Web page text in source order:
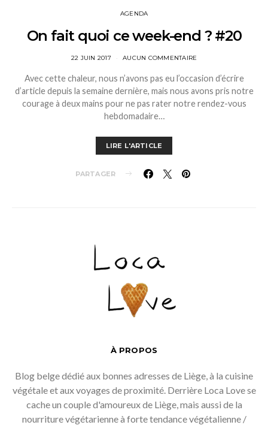
AGENDA
On fait quoi ce week-end ? #20
22 JUIN 2017 AUCUN COMMENTAIRE
Avec cette chaleur, nous n’avons pas eu l’occasion d’écrire
d’article depuis la semaine dernière, mais nous avons pris notre
courage à deux mains pour ne pas rater notre rendez-vous
hebdomadaire…
LIRE L'ARTICLE
PARTAGER
À PROPOS
Blog belge dédié aux bonnes adresses de Liège, à la cuisine
végétale et aux voyages de proximité. Derrière Loca Love se
cache un couple d'amoureux de Liège, mais aussi de la
nourriture végétarienne à forte tendance végétalienne /